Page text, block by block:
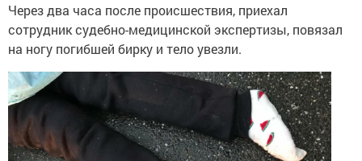
Через два часа после происшествия, приехал
сотрудник судебно-медицинской экспертизы, повязал
на ногу погибшей бирку и тело увезли.